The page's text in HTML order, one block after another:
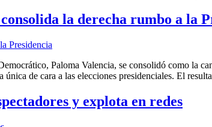
la derecha rumbo a la
Paloma Valencia, se consolidó como la
única de cara a las elecciones presidenciales. El
y explota en redes